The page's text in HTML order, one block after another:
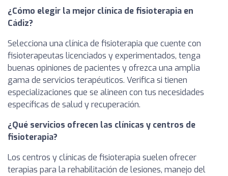
¿Cómo elegir la mejor clínica de fisioterapia en
Cádiz?
Selecciona una clínica de fisioterapia que cuente con
fisioterapeutas licenciados y experimentados, tenga
buenas opiniones de pacientes y ofrezca una amplia
gama de servicios terapéuticos. Verifica si tienen
especializaciones que se alineen con tus necesidades
específicas de salud y recuperación.
¿Qué servicios ofrecen las clínicas y centros de
fisioterapia?
Los centros y clínicas de fisioterapia suelen ofrecer
terapias para la rehabilitación de lesiones, manejo del